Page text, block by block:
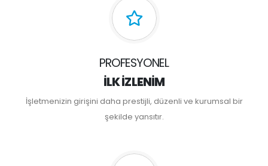
PROFESYONEL
İLK İZLENIM
İşletmenizin girişini daha prestijli, düzenli ve kurumsal bir
şekilde yansıtır.